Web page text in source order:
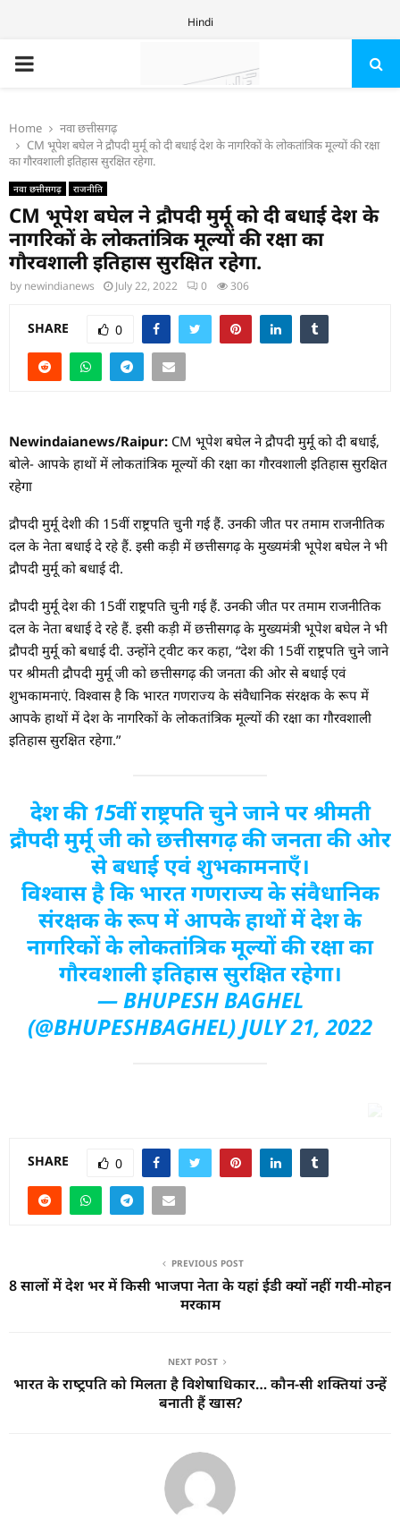
Hindi
PRIMARY
Home
नवा छत्तीसगढ़
CM भूपेश बघेल ने द्रौपदी मुर्मू को दी बधाई देश के नागरिकों के लोकतांत्रिक मूल्यों की रक्षा
का गौरवशाली इतिहास सुरक्षित रहेगा.
नवा छत्तीसगढ़ राजनीति
CM भूपेश बघेल ने द्रौपदी मुर्मू को दी बधाई देश के
नागरिकों के लोकतांत्रिक मूल्यों की रक्षा का
गौरवशाली इतिहास सुरक्षित रहेगा.
by newindianews July 22, 2022 0 306
SHARE 0
Newindaianews/Raipur: CM भूपेश बघेल ने द्रौपदी मुर्मू को दी बधाई,
बोले- आपके हाथों में लोकतांत्रिक मूल्यों की रक्षा का गौरवशाली इतिहास सुरक्षित
रहेगा
द्रौपदी मुर्मू देशी की 15वीं राष्ट्रपति चुनी गई हैं. उनकी जीत पर तमाम राजनीतिक
दल के नेता बधाई दे रहे हैं. इसी कड़ी में छत्तीसगढ़ के मुख्यमंत्री भूपेश बघेल ने भी
द्रौपदी मुर्मू को बधाई दी.
द्रौपदी मुर्मू देश की 15वीं राष्ट्रपति चुनी गई हैं. उनकी जीत पर तमाम राजनीतिक
दल के नेता बधाई दे रहे हैं. इसी कड़ी में छत्तीसगढ़ के मुख्यमंत्री भूपेश बघेल ने भी
द्रौपदी मुर्मू को बधाई दी. उन्होंने ट्वीट कर कहा, “देश की 15वीं राष्ट्रपति चुने जाने
पर श्रीमती द्रौपदी मुर्मू जी को छत्तीसगढ़ की जनता की ओर से बधाई एवं
शुभकामनाएं. विश्वास है कि भारत गणराज्य के संवैधानिक संरक्षक के रूप में
आपके हाथों में देश के नागरिकों के लोकतांत्रिक मूल्यों की रक्षा का गौरवशाली
इतिहास सुरक्षित रहेगा.”
देश की 15वीं राष्ट्रपति चुने जाने पर श्रीमती
द्रौपदी मुर्मू जी को छत्तीसगढ़ की जनता की ओर
से बधाई एवं शुभकामनाएँ।
विश्वास है कि भारत गणराज्य के संवैधानिक
संरक्षक के रूप में आपके हाथों में देश के
नागरिकों के लोकतांत्रिक मूल्यों की रक्षा का
गौरवशाली इतिहास सुरक्षित रहेगा।
— BHUPESH BAGHEL
(@BHUPESHBAGHEL) JULY 21, 2022
SHARE 0
PREVIOUS POST
8 सालों में देश भर में किसी भाजपा नेता के यहां ईडी क्यों नहीं गयी-मोहन
मरकाम
NEXT POST
भारत के राष्‍ट्रपति को मिलता है विशेषाधिकार… कौन-सी शक्तियां उन्हें
बनाती हैं खास?